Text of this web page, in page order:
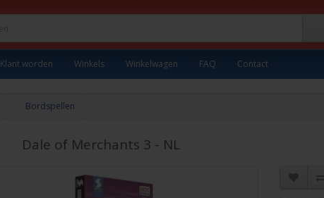
Klant worden Winkels Winkelwagen FAQ Contact
Bordspellen
Dale of Merchants 3 - NL